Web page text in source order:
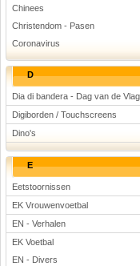
Chinees
Christendom - Pasen
Coronavirus
D
Dia di bandera - Dag van de
Digiborden / Touchscreens
Dino's
E
Eetstoornissen
EK Vrouwenvoetbal
EN - Verhalen
EK Voetbal
EN - Divers